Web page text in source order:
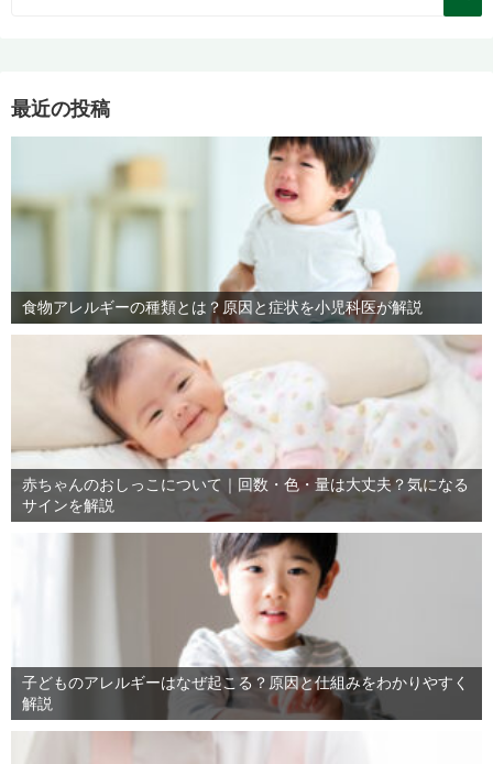
最近の投稿
食物アレルギーの種類とは？原因と症状を小児科医が解説
赤ちゃんのおしっこについて｜回数・色・量は大丈夫？気になる
サインを解説
子どものアレルギーはなぜ起こる？原因と仕組みをわかりやすく
解説